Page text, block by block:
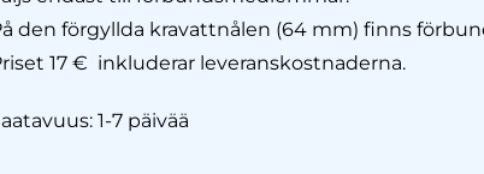
den förgyllda kravattnålen (64 mm) finns
17 € inkluderar leveranskostnaderna.
1-7 päivää